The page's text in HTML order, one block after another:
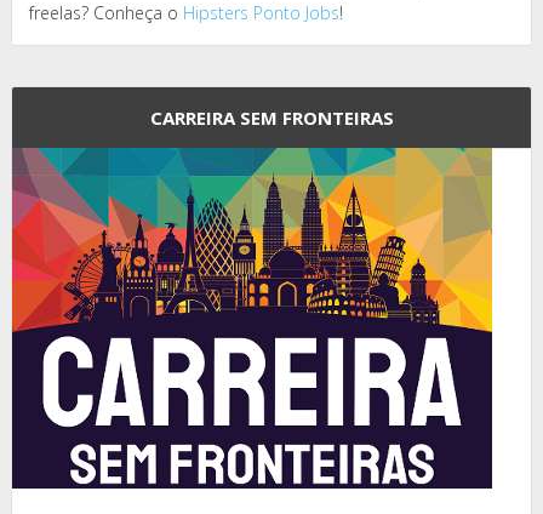
freelas? Conheça o Hipsters Ponto Jobs!
CARREIRA SEM FRONTEIRAS